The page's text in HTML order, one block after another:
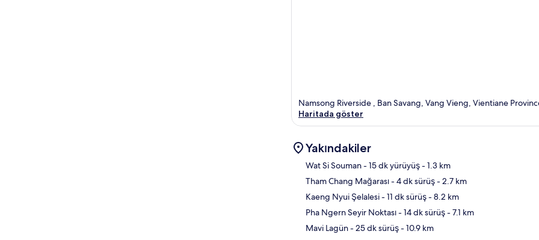
Namsong Riverside , Ban Savang, Vang Vieng, Vientiane
Haritada göster
Yakındakiler
Wat Si Souman- 15 dk yürüyüş- 1.3 km
Tham Chang Mağarası- 4 dk sürüş- 2.7 km
Kaeng Nyui Şelalesi- 11 dk sürüş- 8.2 km
Pha Ngern Seyir Noktası- 14 dk sürüş- 7.1 km
Mavi Lagün- 25 dk sürüş- 10.9 km